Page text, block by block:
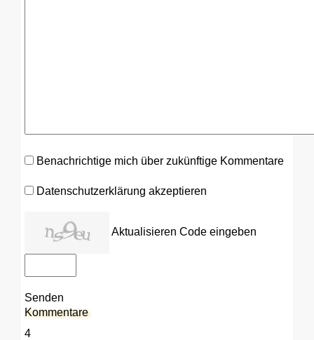
Benachrichtige mich über zukünftige Kommentare
Datenschutzerklärung akzeptieren
Aktualisieren Code eingeben
Senden
Kommentare
4